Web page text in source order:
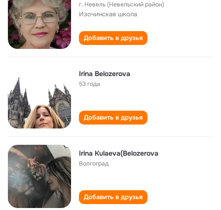
г. Невель (Невельский район)
Изочинская школа
Добавить в друзья
Irina Belozerova
53 года
Добавить в друзья
Irina Kulaeva(Belozerova
Волгоград
Добавить в друзья